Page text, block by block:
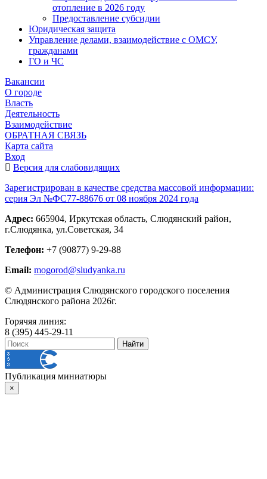
отопление в 2026 году
Предоставление субсидии
Юридическая защита
Управление делами, взаимодействие с ОМСУ,
гражданами
ГО и ЧС
Вакансии
О городе
Власть
Деятельность
Взаимодействие
ОБРАТНАЯ СВЯЗЬ
Карта сайта
Вход
Версия для слабовидящих
Зарегистрирован в качестве средства массовой информации:
серия Эл №ФС77-88676 от 08 ноября 2024 года
Адрес: 665904, Иркутская область, Слюдянский район,
г.Слюдянка, ул.Советская, 34
Телефон: +7 (90877) 9-29-88
Email: mogorod@sludyanka.ru
© Администрация Слюдянского городского поселения
Слюдянского района 2026г.
Горячяя линия:
8 (395) 445-29-11
Публикация миниатюры
×